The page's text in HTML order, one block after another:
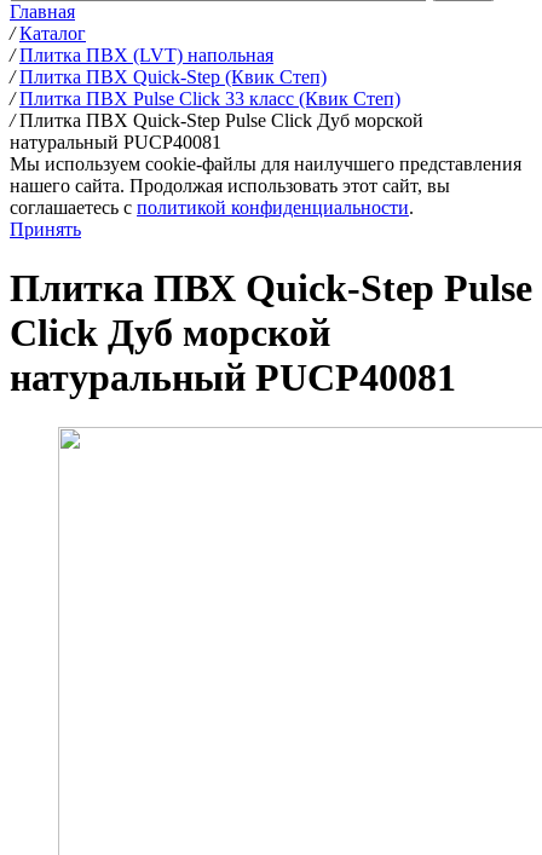
Главная
/ Каталог
/ Плитка ПВХ (LVT) напольная
/ Плитка ПВХ Quick-Step (Квик Степ)
/ Плитка ПВХ Pulse Click 33 класс (Квик Степ)
/ Плитка ПВХ Quick-Step Pulse Click Дуб морской
натуральный PUCP40081
Мы используем cookie-файлы для наилучшего представления
нашего сайта. Продолжая использовать этот сайт, вы
соглашаетесь c политикой конфиденциальности.
Принять
Плитка ПВХ Quick-Step Pulse
Click Дуб морской
натуральный PUCP40081